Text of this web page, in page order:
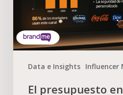
Data e Insights Influencer
El presupuesto